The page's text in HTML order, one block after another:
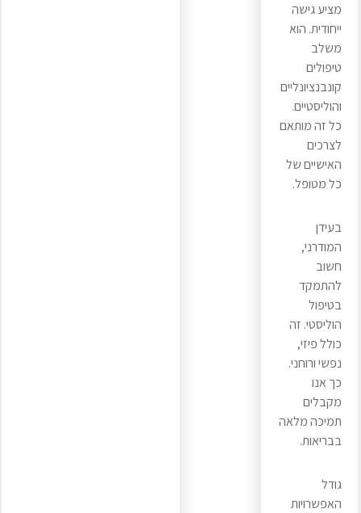
מציע גישה
ייחודית. הוא
משלב
טיפולים
קונבנציונליים
והוליסטיים.
כל זה מותאם
לצרכים
האישיים של
כל מטופל.
בעידן
המודרני,
חשוב
להתמקד
בטיפול
הוליסטי. זה
כולל פיזי,
נפשי ורוחני.
כך אנו
מקבלים
תמיכה מלאה
בבריאות.
גודל
האפשרויות